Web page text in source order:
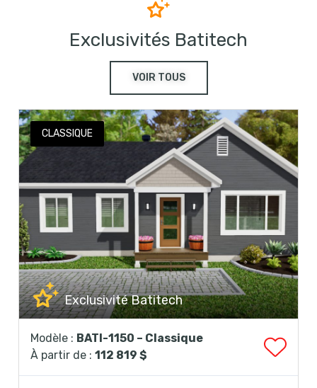
Exclusivités Batitech
VOIR TOUS
CLASSIQUE
Exclusivité Batitech
Modèle : BATI-1150 – Classique
À partir de : 112 819 $